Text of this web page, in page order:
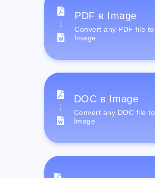
PDF в Image
Convert any PDF file to
Image
DOC в Image
Convert any DOC file to
Image